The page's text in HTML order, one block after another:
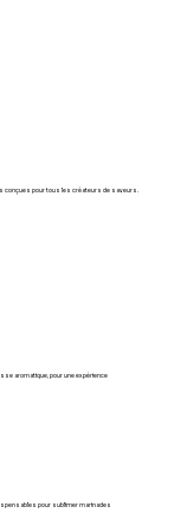
conçues pour tous les créateurs de saveurs.
aromatique, pour une expérience
pour sublimer marinades